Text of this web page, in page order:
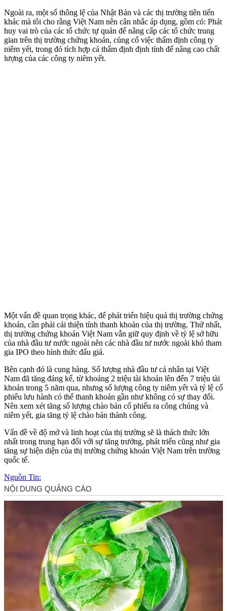
Ngoài ra, một số thông lệ của Nhật Bản và các thị trường tiên tiến
khác mà tôi cho rằng Việt Nam nên cân nhắc áp dụng, gồm có: Phát
huy vai trò của các tổ chức tự quản để nâng cấp các tổ chức trung
gian trên thị trường chứng khoán, củng cố việc thẩm định công ty
niêm yết, trong đó tích hợp cả thẩm định định tính để nâng cao chất
lượng của các công ty niêm yết.
Một vấn đề quan trọng khác, để phát triển hiệu quả thị trường chứng
khoán, cần phải cải thiện tính thanh khoản của thị trường. Thứ nhất,
thị trường chứng khoán Việt Nam vẫn giữ quy định về tỷ lệ sở hữu
của nhà đầu tư nước ngoài nên các nhà đầu tư nước ngoài khó tham
gia IPO theo hình thức đấu giá.
Bên cạnh đó là cung hàng. Số lượng nhà đầu tư cá nhân tại Việt
Nam đã tăng đáng kể, từ khoảng 2 triệu tài khoản lên đến 7 triệu tài
khoản trong 5 năm qua, nhưng số lượng công ty niêm yết và tỷ lệ cổ
phiếu lưu hành có thể thanh khoản gần như không có sự thay đổi.
Nên xem xét tăng số lượng chào bán cổ phiếu ra công chúng và
niêm yết, gia tăng tỷ lệ chào bán thành công.
Vấn đề về độ mở và linh hoạt của thị trường sẽ là thách thức lớn
nhất trong trung hạn đối với sự tăng trưởng, phát triển cũng như gia
tăng sự hiện diện của thị trường chứng khoán Việt Nam trên trường
quốc tế.
Nguồn Tin: